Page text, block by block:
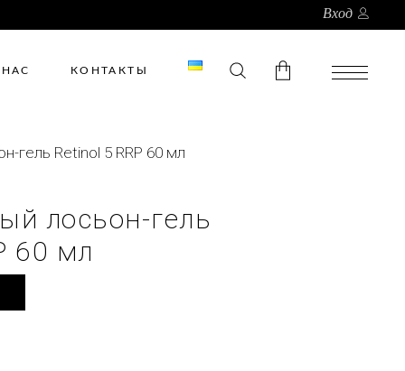
Вход
КОНТАКТЫ
В корзине нет товаров.
гель Retinol 5 RRP 60 мл
лосьон-гель
60 мл